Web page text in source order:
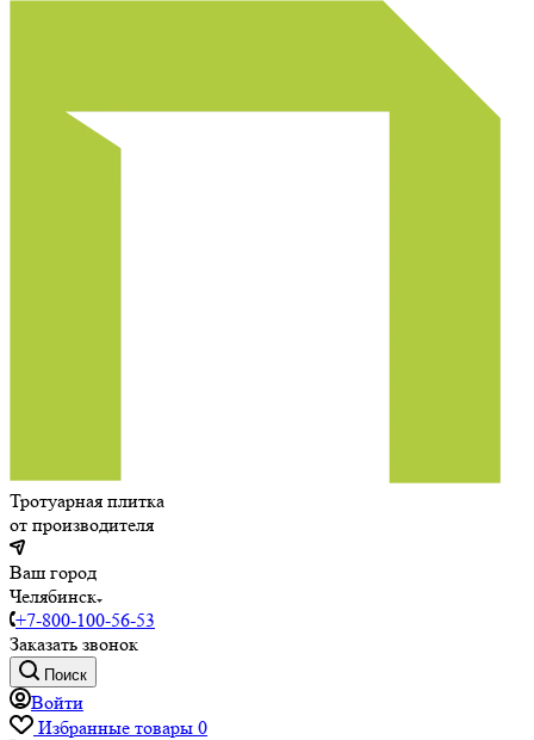
Тротуарная плитка
от производителя
Ваш город
Челябинск
+7-800-100-56-53
Заказать звонок
Поиск
Войти
Избранные товары 0